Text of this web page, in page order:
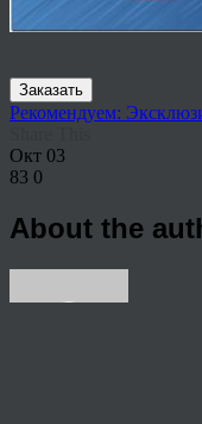
Заказать
Рекомендуем:
Окт 03
83 0
About the